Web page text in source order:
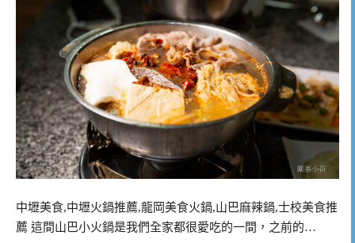
中壢美食,中壢火鍋推薦,龍岡美食火鍋,山巴麻辣鍋,士校美食推
薦 這間山巴小火鍋是我們全家都很愛吃的一間，之前的…